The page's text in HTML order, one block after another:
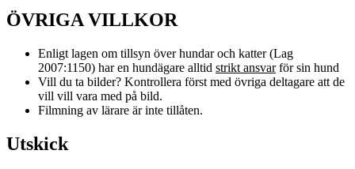
ÖVRIGA VILLKOR
Enligt lagen om tillsyn över hundar och katter (Lag
2007:1150) har en hundägare alltid strikt ansvarför sin hund
Vill du ta bilder? Kontrollera först med övriga deltagare att de
vill vill vara med på bild.
Filmning av lärare är inte tillåten.
Utskick